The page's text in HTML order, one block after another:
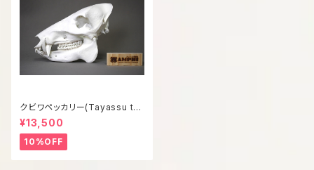
クビワペッカリー(Tayassu taj
acui) 等倍頭骨模型
¥13,500
10%OFF